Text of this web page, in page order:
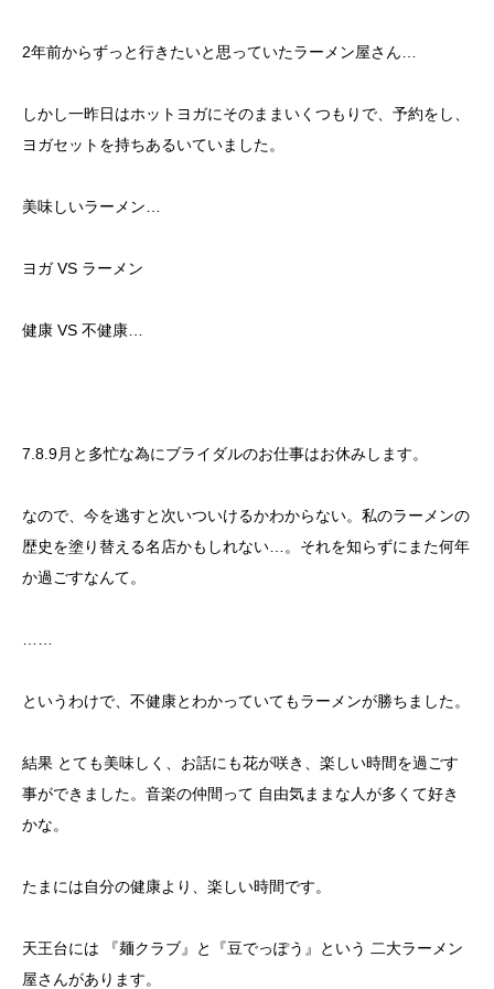
2年前からずっと行きたいと思っていたラーメン屋さん…
しかし一昨日はホットヨガにそのままいくつもりで、予約をし、
ヨガセットを持ちあるいていました。
美味しいラーメン…
ヨガ VS ラーメン
健康 VS 不健康…
7.8.9月と多忙な為にブライダルのお仕事はお休みします。
なので、今を逃すと次いついけるかわからない。私のラーメンの
歴史を塗り替える名店かもしれない…。それを知らずにまた何年
か過ごすなんて。
というわけで、不健康とわかっていてもラーメンが勝ちました。
結果 とても美味しく、お話にも花が咲き、楽しい時間を過ごす
事ができました。音楽の仲間って 自由気ままな人が多くて好き
かな。
たまには自分の健康より、楽しい時間です。
天王台には 『麺クラブ』と『豆でっぽう』という 二大ラーメン
屋さんがあります。